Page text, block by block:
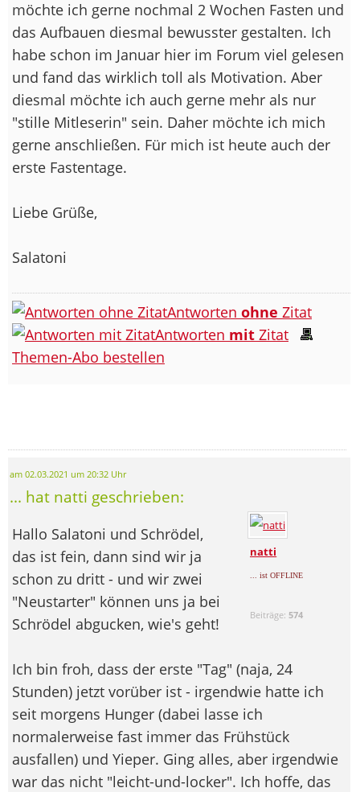
möchte ich gerne nochmal 2 Wochen Fasten und
das Aufbauen diesmal bewusster gestalten. Ich
habe schon im Januar hier im Forum viel gelesen
und fand das wirklich toll als Motivation. Aber
diesmal möchte ich auch gerne mehr als nur
"stille Mitleserin" sein. Daher möchte ich mich
gerne anschließen. Für mich ist heute auch der
erste Fastentage.
Liebe Grüße,
Salatoni
Antworten ohne Zitat
Antworten mit Zitat
Themen-Abo bestellen
am 02.03.2021 um 20:32 Uhr
... hat natti geschrieben:
natti
... ist OFFLINE
Beiträge: 574
Hallo Salatoni und Schrödel,
das ist fein, dann sind wir ja
schon zu dritt - und wir zwei
"Neustarter" können uns ja bei
Schrödel abgucken, wie's geht!
Ich bin froh, dass der erste "Tag" (naja, 24
Stunden) jetzt vorüber ist - irgendwie hatte ich
seit morgens Hunger (dabei lasse ich
normalerweise fast immer das Frühstück
ausfallen) und Yieper. Ging alles, aber irgendwie
war das nicht "leicht-und-locker". Ich hoffe, das